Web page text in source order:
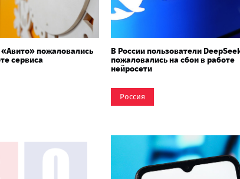
пожаловались
сервиса
В России пользователи
пожаловались на сбои в работе
нейросети
Россия